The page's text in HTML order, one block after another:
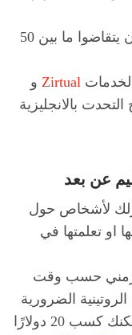
يمكن للأصحاب ذوي الدخل العالي أن يتقاضوا ما بين 50
Zirtual و
بالانجليزية
لأشخاص حول
او تعلمتها في
حسب وقت
الضرورية
حدد مواعيد دروسك بما يناسبك. ويمكنك كسب 20 دولارًا